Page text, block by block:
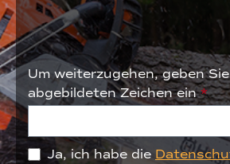
Um weiterzugehen, geben
abgebildeten Zeichen ein*
Ja, ich habe die